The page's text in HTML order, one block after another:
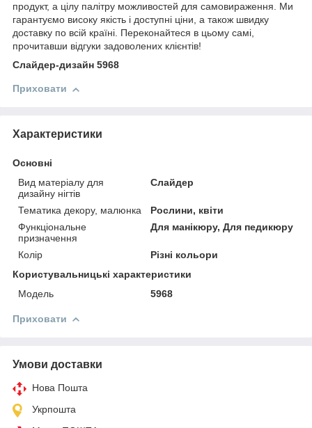
продукт, а цілу палітру можливостей для самовираження. Ми
гарантуємо високу якість і доступні ціни, а також швидку
доставку по всій країні. Переконайтеся в цьому самі,
прочитавши відгуки задоволених клієнтів!
Слайдер-дизайн 5968
Приховати
Характеристики
Основні
Вид матеріалу для
дизайну нігтів
Слайдер
Тематика декору, малюнка
Рослини, квіти
Функціональне
призначення
Для манікюру, Для педикюру
Колір
Різні кольори
Користувальницькі характеристики
Мoдель
5968
Приховати
Умови доставки
Нова Пошта
Укрпошта